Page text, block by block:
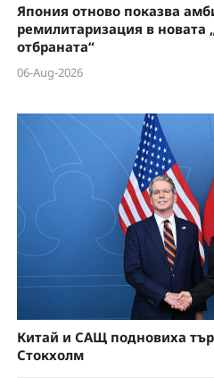
Япония отново показва
ремилитаризация в новата
отбраната“
06-Aug-2026
Китай и САЩ подновиха
Стокхолм